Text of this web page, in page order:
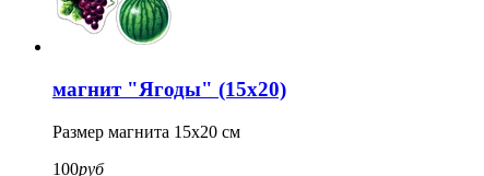
магнит "Ягоды" (15х20)
Размер магнита 15х20 см
100руб